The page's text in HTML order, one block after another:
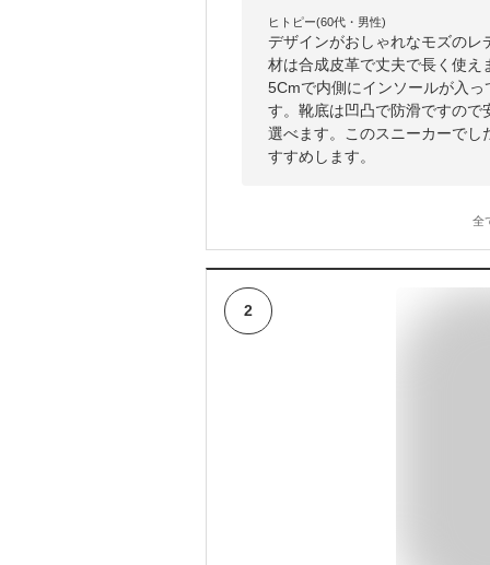
ヒトピー(60代・男性)
デザインがおしゃれなモズの
材は合成皮革で丈夫で長く使
5Cmで内側にインソールが入
す。靴底は凹凸で防滑ですの
選べます。このスニーカーで
すすめします。
全
2